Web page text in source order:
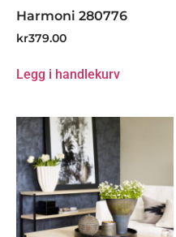
Harmoni 280776
kr379.00
Legg i handlekurv